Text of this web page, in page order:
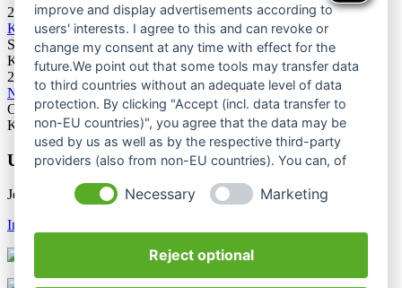
28.11.2026
Kletterforum 2026
Stuttgart
Kategorie: Tagung
25.06.2027
Naturschutztagung 2027
Oberes Donautal, Beuron
Kategorie: Tagung
Unsere Newsletter
Jetzt unsere Newsletter entdecken
Infos & Anmeldung
improve and display advertisements according to
users' interests. I agree to this and can revoke or
change my consent at any time with effect for the
future.We point out that some tools may transfer data
to third countries without an adequate level of data
protection. By clicking "Accept (incl. data transfer to
non-EU countries)", you agree that the data may be
used by us as well as by the respective third-party
providers (also from non-EU countries). You can, of
Necessary Marketing
Reject optional